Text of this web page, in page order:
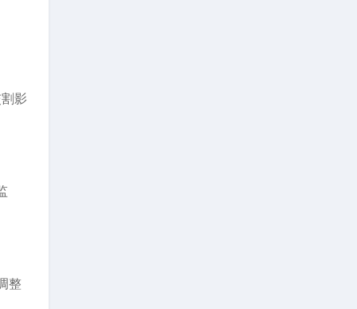
影
整